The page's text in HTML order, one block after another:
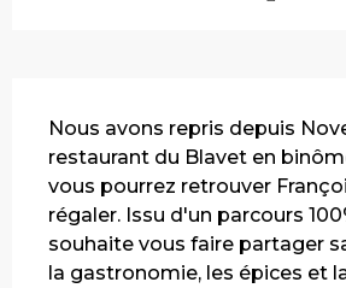
Nous avons repris depuis
restaurant du Blavet en
vous pourrez retrouver
régaler. Issu d'un parcours
souhaite vous faire partager
la gastronomie, les épices et